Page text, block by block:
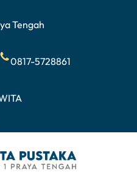
Tengah
0817-5728861